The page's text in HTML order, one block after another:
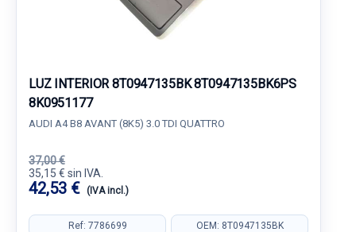
LUZ INTERIOR 8T0947135BK 8T0947135BK6PS
8K0951177
AUDI A4 B8 AVANT (8K5) 3.0 TDI QUATTRO
37,00 €
35,15 € sin IVA.
42,53 € (IVA incl.)
Ref: 7786699 OEM: 8T0947135BK